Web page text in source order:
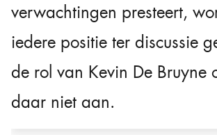
verwachtingen presteert,
iedere positie ter discussie
de rol van Kevin De Bruyne
daar niet aan.